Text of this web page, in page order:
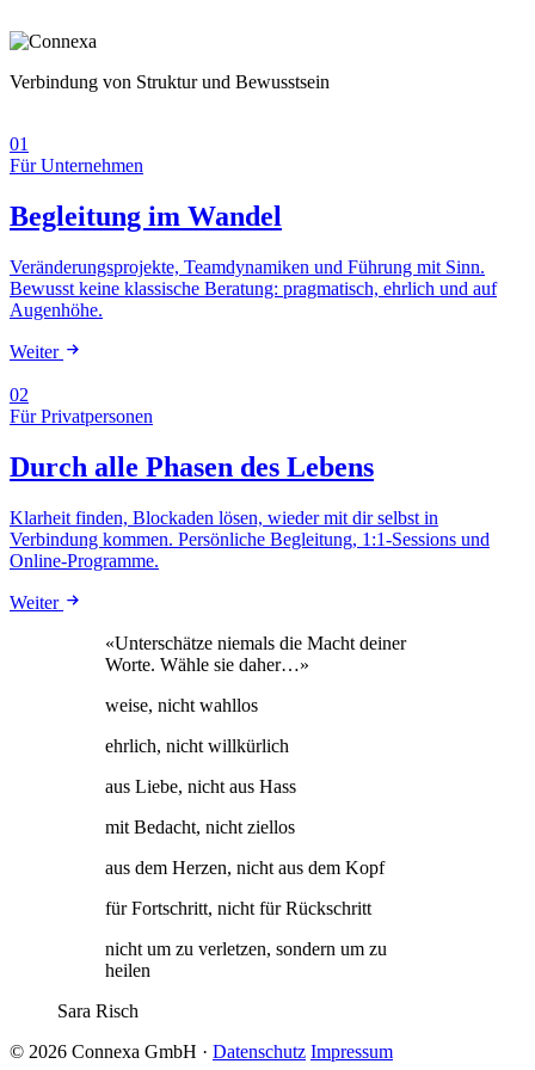
Verbindung von Struktur und Bewusstsein
01
Für Unternehmen
Begleitung im Wandel
Veränderungsprojekte, Teamdynamiken und Führung mit Sinn.
Bewusst keine klassische Beratung: pragmatisch, ehrlich und auf
Augenhöhe.
Weiter
02
Für Privatpersonen
Durch alle Phasen des Lebens
Klarheit finden, Blockaden lösen, wieder mit dir selbst in
Verbindung kommen. Persönliche Begleitung, 1:1-Sessions und
Online-Programme.
Weiter
«Unterschätze niemals die Macht deiner
Worte. Wähle sie daher…»
weise, nicht wahllos
ehrlich, nicht willkürlich
aus Liebe, nicht aus Hass
mit Bedacht, nicht ziellos
aus dem Herzen, nicht aus dem Kopf
für Fortschritt, nicht für Rückschritt
nicht um zu verletzen, sondern um zu
heilen
Sara Risch
© 2026 Connexa GmbH · Datenschutz Impressum